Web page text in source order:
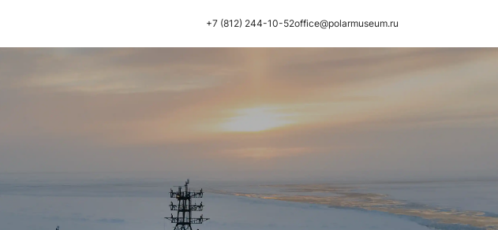
+7 (812) 244-10-52office@polarmuseum.ru